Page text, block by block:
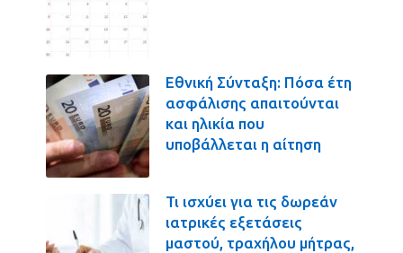
Εθνική Σύνταξη: Πόσα έτη
ασφάλισης απαιτούνται
και ηλικία που
υποβάλλεται η αίτηση
Τι ισχύει για τις δωρεάν
ιατρικές εξετάσεις
μαστού, τραχήλου μήτρας,